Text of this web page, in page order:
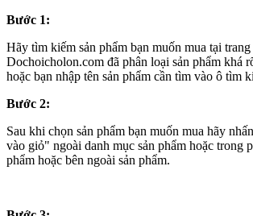
Bước 1:
Hãy tìm kiếm sản phẩm bạn muốn mua tại trang
Dochoicholon.com đã phân loại sản phẩm khá
hoặc bạn nhập tên sản phẩm cần tìm vào ô tìm
Bước 2:
Sau khi chọn sản phẩm bạn muốn mua hãy
vào giỏ" ngoài danh mục sản phẩm hoặc trong
phẩm hoặc bên ngoài sản phẩm.